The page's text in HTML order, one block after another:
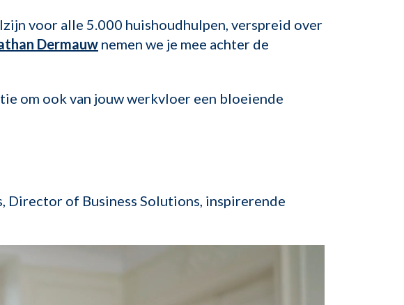
voor alle 5.000 huishoudhulpen, verspreid over
Dermauw nemen we je mee achter de
om ook van jouw werkvloer een bloeiende
Director of Business Solutions, inspirerende